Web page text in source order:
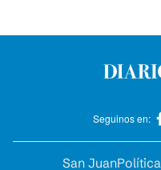
Seguinos en:
San JuanPolítica